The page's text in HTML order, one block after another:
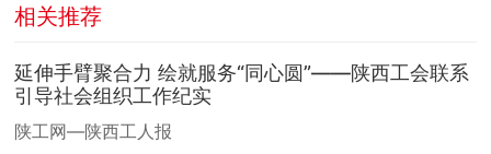
相关推荐
延伸手臂聚合力 绘就服务“同心圆”——陕西工会联系
引导社会组织工作纪实
陕工网—陕西工人报